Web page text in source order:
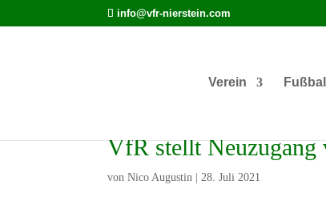
info@vfr-nierstein.com
Verein Fußball
VfR stellt
vonNico Augustin |28. Juli 2021